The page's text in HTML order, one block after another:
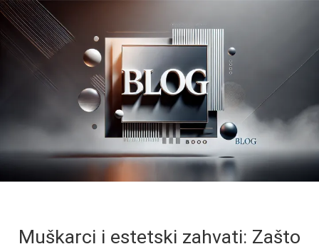
Muškarci i estetski zahvati: Zašto